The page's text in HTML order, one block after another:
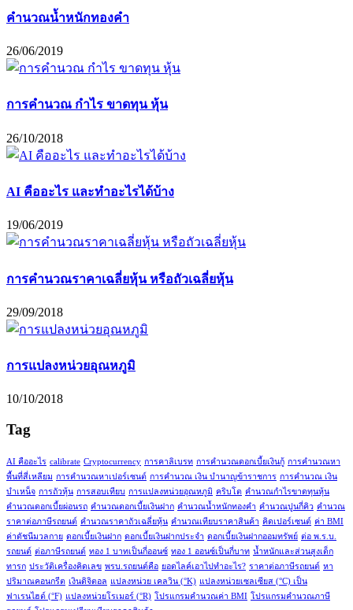
คำนวณน้ำหนักทองคำ
26/06/2019
การคำนวณ กำไร ขาดทุน หุ้น
26/10/2018
AI คืออะไร และทำอะไรได้บ้าง
19/06/2019
การคำนวณราคาเฉลี่ยหุ้น หรือถัวเฉลี่ยหุ้น
29/09/2018
การแปลงหน่วยอุณหภูมิ
10/10/2018
Tag
AI คืออะไร calibrate Cryptocurrency การคาลิเบรท การคำนวณดอกเบี้ยเงินกู้ การคำนวณหา
พื้นที่สี่เหลียม การคำนวณหาเปอร์เซนต์ การคำนวณ เงิน บำนาญข้าราชการ การคำนวณ เงิน
บำเหน็จ การถัวหุ้น การสอบเทียบ การแปลงหน่วยอุณหภูมิ คริบโต คำนวณกำไรขาดทุนหุ้น
คำนวณดอกเบี้ยผ่อนรถ คำนวณดอกเบี้ยเงินฝาก คำนวณน้ำหนักทองคำ คำนวณปูนกี่คิว คำนวณ
ราคาต่อภาษีรถยนต์ คำนวณราคาถัวเฉลี่ยหุ้น คำนวณเทียบราคาสินค้า คิดเปอร์เซนต์ ค่า BMI
ค่าดัชนีมวลกาย ดอกเบี้ยเงินฝาก ดอกเบี้ยเงินฝากประจำ ดอกเบี้ยเงินฝากออมทรัพย์ ต่อ พ.ร.บ.
รถยนต์ ต่อภาษีรถยนต์ ทอง 1 บาทเป็นกี่ออนซ์ ทอง 1 ออนซ์เป็นกี่บาท น้ำหนักและส่วนสูงเด็ก
ทารก ประวัติเครื่องคิดเลข พรบ.รถยนต์คือ ยอดไลค์เอาไปทำอะไร? ราคาต่อภาษีรถยนต์ หา
ปริมาณคอนกรีต เงินดิจิตอล แปลงหน่วย เคลวิน (°K) แปลงหน่วยเซลเซียส (°C) เป็น
ฟาเรนไฮต์ (°F) แปลงหน่วยโรเมอร์ (°R) โปรแกรมคำนวณค่า BMI โปรแกรมคำนวณภาษี